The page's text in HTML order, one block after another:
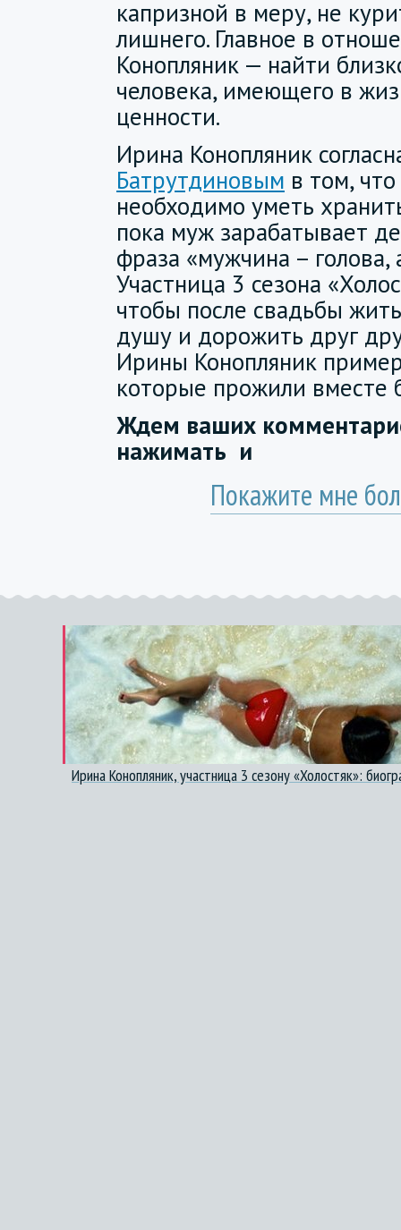
капризной в меру, не
лишнего. Главное в
Конопляник — найти
человека, имеющего в
ценности.
Ирина Конопляник
Батрутдиновым в том,
необходимо уметь
пока муж зарабатывает
фраза «мужчина –
Участница 3 сезона
чтобы после свадьбы
душу и дорожить друг
Ирины Конопляник
которые прожили вместе
Ждем ваших
нажимать и
Покажите мне
Ирина Конопляник, участница 3 сезону «Холостяк»: